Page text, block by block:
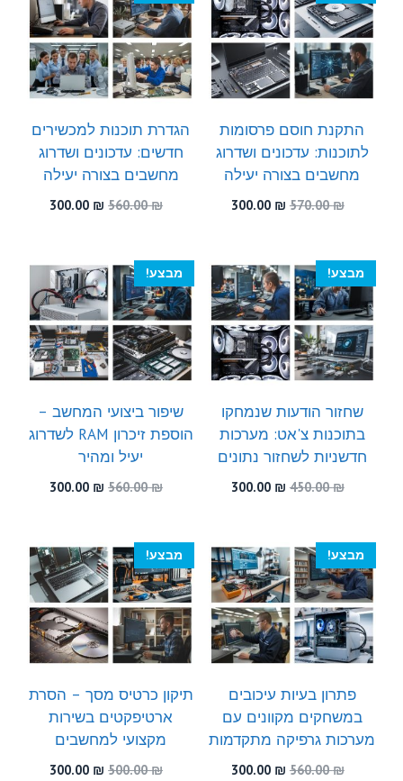
התקנת חוסם פרסומות
לתוכנות: עדכונים ושדרוג
מחשבים בצורה יעילה
570.00₪
המחיר
570.00 ₪.
300.00 ₪
300.00 ₪.
הגדרת תוכנות למכשירים
חדשים: עדכונים ושדרוג
מחשבים בצורה יעילה
560.00₪
המחיר
560.00 ₪.
300.00 ₪
המחיר
300.00 ₪.
מבצע!
שחזור הודעות שנמחקו
בתוכנות צ'אט: מערכות
חדשניות לשחזור נתונים
450.00₪
המחיר
450.00 ₪.
300.00 ₪
300.00 ₪.
מבצע!
שיפור ביצועי המחשב –
הוספת זיכרון RAM לשדרוג
יעיל ומהיר
560.00₪
המחיר
560.00 ₪.
300.00 ₪
המחיר
300.00 ₪.
מבצע!
פתרון בעיות עיכובים
במשחקים מקוונים עם
מערכות גרפיקה מתקדמות
560.00₪
המחיר
300.00 ₪
מבצע!
תיקון כרטיס מסך – הסרת
ארטיפקטים בשירות
מקצועי למחשבים
500.00₪
המחיר
300.00 ₪
המחיר